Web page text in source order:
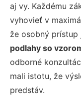
aj vy. Každému
vyhovieť v
že osobný prístup
podlahy so
odborné
mali istotu, že
predstáv.